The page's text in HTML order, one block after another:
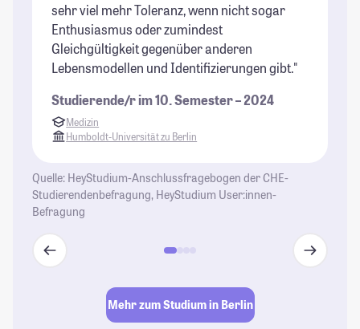
sehr viel mehr Toleranz, wenn nicht sogar
Enthusiasmus oder zumindest
Gleichgültigkeit gegenüber anderen
Lebensmodellen und Identifizierungen gibt."
Studierende/r im 10. Semester – 2024
Medizin
Humboldt-Universität zu Berlin
Quelle: HeyStudium-Anschlussfragebogen der CHE-
Studierendenbefragung, HeyStudium User:innen-
Befragung
Mehr zum Studium in Berlin